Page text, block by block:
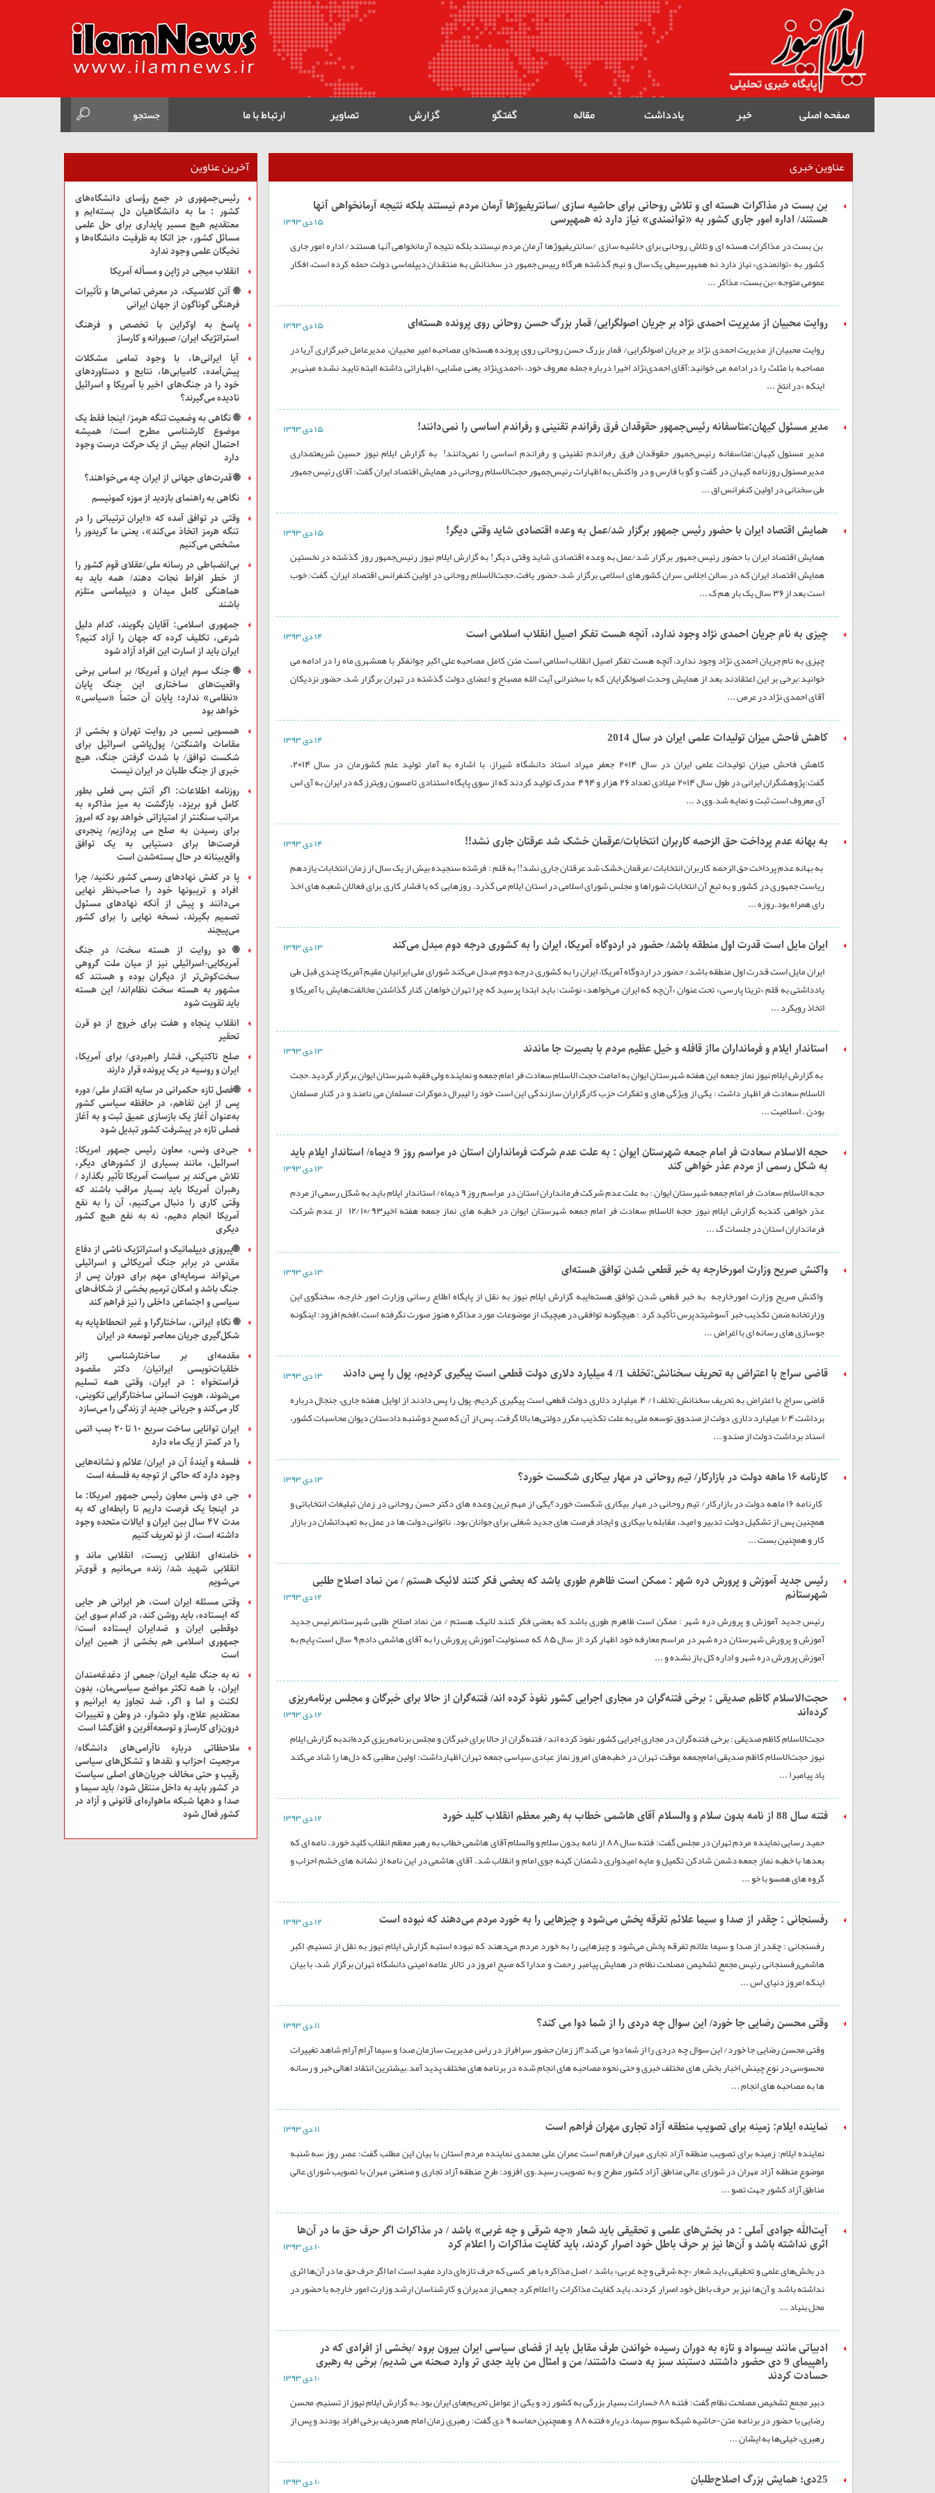
صفحه اصلی خبر یادداشت مقاله گفتگو گزارش تصاویر ارتباط با ما
عناوین خبری
بن بست در مذاکرات هسته ای و تلاش روحانی برای حاشیه سازی /سانتریفیوژها آرمان مردم نیستند بلکه نتیجه آرمانخواهی آنها
هستند/ اداره امور جاری کشور به «توانمندی» نیاز دارد نه همه‎پرسی ۱۵ دی ۱۳۹۳
بن بست در مذاکرات هسته ای و تلاش روحانی برای حاشیه سازی /سانتریفیوژها آرمان مردم نیستند بلکه نتیجه آرمانخواهی آنها هستند/ اداره امور جاری
کشور به «توانمندی» نیاز دارد نه همه‎پرسیطی یک سال و نیم گذشته هرگاه رییس جمهور در سخنانش به منتقدان دیپلماسی دولت حمله کرده است، افکار
عمومی متوجه «بن بست» مذاکر ...
روایت محبیان از مدیریت احمدی نژاد بر جریان اصولگرایی/ قمار بزرگ حسن روحانی روی پرونده هسته‌ای ۱۵ دی ۱۳۹۳
روایت محبیان از مدیریت احمدی نژاد بر جریان اصولگرایی/ قمار بزرگ حسن روحانی روی پرونده هسته‌ای مصاحبه امیر محبیان، مدیرعامل خبرگزاری آریا در
مصاحبه با مثلث را در ادامه می خوانید:آقای احمدی‌نژاد اخیرا درباره جمله معروف خود، «احمدی‌نژاد یعنی مشایی» اظهاراتی داشته البته تایید نشده مبنی بر
اینکه «در انتخ ...
مدیر مسئول کیهان:متاسفانه رئیس‌جمهور حقوقدان فرق رفراندم تقنینی و رفراندم اساسی را نمی‌دانند! ۱۵ دی ۱۳۹۳
مدیر مسئول کیهان:متاسفانه رئیس‌جمهور حقوقدان فرق رفراندم تقنینی و رفراندم اساسی را نمی‌دانند! به گزارش ایلام نیوز حسین شریعتمداری
مدیرمسئول روزنامه کیهان در گفت و گو با فارس و در واکنش به اظهارات رئیس‌جمهور حجت‌الاسلام روحانی در همایش اقتصاد ایران گفت:‌ آقای رئیس جمهور
طی سخنانی در اولین کنفرانس اق ...
همایش اقتصاد ایران با حضور رئیس جمهور برگزار شد/عمل به وعده اقتصادی شاید وقتی دیگر! ۱۵ دی ۱۳۹۳
همایش اقتصاد ایران با حضور رئیس جمهور برگزار شد/عمل به وعده اقتصادی شاید وقتی دیگر! به گزارش ایلام نیوز رئیس‌جمهور روز گذشته در نخستین
همایش اقتصاد ایران که در سالن اجلاس سران کشورهای اسلامی برگزار شد، حضور یافت.حجت‌الاسلام روحانی در اولین کنفرانس اقتصاد ایران، گفت: خوب
است بعد از 36 سال یک بار هم ک ...
چیزی به نام جریان احمدی نژاد وجود ندارد، آنچه هست تفکر اصیل انقلاب اسلامی است ۱۴ دی ۱۳۹۳
چیزی به نام جریان احمدی نژاد وجود ندارد، آنچه هست تفکر اصیل انقلاب اسلامی است متن کامل مصاحبه علی اکبر جوانفکر با همشهری ماه را در ادامه می
خوانید:برخی بر این اعتقادند بعد از همایش وحدت اصولگرایان که با سخنرانی آیت الله مصباح و اعضای دولت گذشته در تهران برگزار شد، حضور نزدیکان
آقای احمدی نژاد در عرص ...
کاهش فاحش میزان تولیدات علمی ایران در سال 2014 ۱۴ دی ۱۳۹۳
کاهش فاحش میزان تولیدات علمی ایران در سال 2014 جعفر مهراد استاد دانشگاه شیراز، با اشاره به آمار تولید علم کشورمان در سال 2014،
گفت:پژوهشگران ایرانی در طول سال 2014 میلادی تعداد 26 هزار و 494 مدرک تولید کردند که از سوی پایگاه استنادی تامسون رویترز که در ایران به آی اس
آی معروف است ثبت و نمایه شد.وی د ...
به بهانه عدم پرداخت حق الزحمه کاربران انتخابات/عرقمان خشک شد عرقتان جاری نشد!! ۱۴ دی ۱۳۹۳
به بهانه عدم پرداخت حق الزحمه کاربران انتخابات/عرقمان خشک شد عرقتان جاری نشد!! به قلم : فرشته سنجیده بیش از یک سال از زمان انتخابات یازدهم
ریاست جمهوری در کشور و به تبع آن انتخابات شوراها و مجلس شورای اسلامی در استان ایلام می گذرد. روزهایی که با فشار کاری برای فعالان شعبه های اخذ
رای همراه بود.روزه ...
ایران مایل است قدرت اول منطقه باشد/ حضور در اردوگاه آمریکا، ایران را به کشوری درجه دوم مبدل می‌کند ۱۳ دی ۱۳۹۳
ایران مایل است قدرت اول منطقه باشد/ حضور در اردوگاه آمریکا، ایران را به کشوری درجه دوم مبدل می‌کند شورای ملی ایرانیان مقیم آمریکا چندی قبل طی
یادداشتی به قلم «تریتا پارسی» تحت عنوان «آن‌چه که ایران می‌خواهد» نوشت: باید ابتدا پرسید که چرا تهران خواهان کنار گذاشتن مخالفت‌هایش با آمریکا و
اتخاذ رویکرد ...
استاندار ایلام و فرمانداران مااز قافله و خیل عظیم مردم با بصیرت جا ماندند ۱۳ دی ۱۳۹۳
به گزارش ایلام نیوز نماز جمعه این هفته شهرستان ایوان به امامت حجت الاسلام سعادت فر امام جمعه و نماینده ولی فقیه شهرستان ایوان برگزار گردید.حجت
الاسلام سعادت فر اظهار داشت : یکی از ویژگی های و تفکرات حزب کارگزاران سازندگی این است خود را لیبرال دموکرات مسلمان می نامند و در کنار مسلمان
بودن . اسلامیت ...
حجه الاسلام سعادت فر امام جمعه شهرستان ایوان : به علت عدم شرکت فرمانداران استان در مراسم روز 9 دیماه/ استاندار ایلام باید
به شکل رسمی از مردم عذر خواهی کند ۱۳ دی ۱۳۹۳
حجه الاسلام سعادت فر امام جمعه شهرستان ایوان : به علت عدم شرکت فرمانداران استان در مراسم روز 9 دیماه/ استاندار ایلام باید به شکل رسمی از مردم
عذر خواهی کندبه گزارش ایلام نیوز حجه الاسلام سعادت فر امام جمعه شهرستان ایوان در خطبه های نماز جمعه هفته اخیر12/10/93 از عدم شرکت
فرمانداران استان در جلسات گ ...
واکنش صریح وزارت امورخارجه به خبر قطعی شدن توافق هسته‌ای ۱۳ دی ۱۳۹۳
واکنش صریح وزارت امورخارجه به خبر قطعی شدن توافق هسته‌ایبه گزارش ایلام نیوز به نقل از پایگاه اطلاع رسانی وزارت امور خارجه، سخنگوی این
وزارتخانه ضمن تکذیب خبر آسوشیتدپرس تأکید کرد : هیچگونه توافقی در هیچیک از موضوعات مورد مذاکره هنوز صورت نگرفته است.افخم افزود: اینگونه
جوسازی های رسانه ای با اغراض ...
قاضی سراج با اعتراض به تحریف سخنانش:تخلف 1/ 4 میلیارد دلاری دولت قطعی است پیگیری کردیم، پول را پس دادند ۱۳ دی ۱۳۹۳
قاضی سراج با اعتراض به تحریف سخنانش:تخلف 1/ 4 میلیارد دلاری دولت قطعی است پیگیری کردیم، پول را پس دادند از اوایل هفته جاری، جنجال درباره
برداشت 1/4 میلیارد دلاری دولت از صندوق توسعه ملی به علت تکذیب مکرر دولتی‌ها بالا گرفت. پس از آن که صبح دوشنبه دادستان دیوان محاسبات کشور،
اسناد برداشت دولت از صندو ...
کارنامه ۱۶ ماهه دولت در بازارکار/ تیم روحانی در مهار بیکاری شکست خورد؟ ۱۳ دی ۱۳۹۳
کارنامه ۱۶ ماهه دولت در بازارکار/ تیم روحانی در مهار بیکاری شکست خورد؟یکی از مهم ترین وعده های دکتر حسن روحانی در زمان تبلیغات انتخاباتی و
همچنین پس از تشکیل دولت تدبیر و امید، مقابله با بیکاری و ایجاد فرصت های جدید شغلی برای جوانان بود. ناتوانی دولت ها در عمل به تعهداتشان در بازار
کار و همچنین بست ...
رئیس جدید آموزش و پرورش دره شهر : ممکن است ظاهرم طوری باشد که بعضی فکر کنند لائیک هستم / من نماد اصلاح طلبی
شهرستانم ۱۲ دی ۱۳۹۳
رئیس جدید آموزش و پرورش دره شهر : ممکن است ظاهرم طوری باشد که بعضی فکر کنند لائیک هستم / من نماد اصلاح طلبی شهرستانمرئیس جدید
آموزش و پرورش شهرستان دره شهر در مراسم معارفه خود اظهار کرد:از سال 85 که مسئولیت آموزش پرورش را به آقای هاشمی دادم 9 سال است پایم به
آموزش پرورش دره شهر و اداره کل باز نشده و ...
حجت‌الاسلام کاظم صدیقی : برخی فتنه‌گران در مجاری اجرایی کشور نفوذ کرده اند/ فتنه‌گران از حالا برای خبرگان و مجلس برنامه‌ریزی
کرده‌اند ۱۲ دی ۱۳۹۳
حجت‌الاسلام کاظم صدیقی : برخی فتنه‌گران در مجاری اجرایی کشور نفوذ کرده اند/ فتنه‌گران از حالا برای خبرگان و مجلس برنامه‌ریزی کرده‌اندبه گزارش ایلام
نیوز حجت‌الاسلام کاظم صدیقی امام‌جمعه موقت تهران در خطبه‌های امروز نماز عبادی سیاسی جمعه تهران اظهارداشت: اولین مطلبی که دل‌ها را شاد می‌کند
یاد پیامبر( ...
فتنه سال 88 از نامه بدون سلام و والسلام آقای هاشمی خطاب به رهبر معظم انقلاب کلید خورد ۱۲ دی ۱۳۹۳
حمید رسایی نماینده مردم تهران در مجلس گفت: فتنه سال 88 از نامه بدون سلام و والسلام آقای هاشمی خطاب به رهبر معظم انقلاب کلید خورد. نامه ای که
بعدها با خطبه نماز جمعه دشمن شادکن تکمیل و مایه امیدواری دشمنان کینه جوی امام و انقلاب شد. آقای هاشمی در این نامه از نشانه های خشم احزاب و
گروه های همسو با خو ...
رفسنجانی : چقدر از صدا و سیما علائم تفرقه پخش می‌‌شود و چیزهایی را به خورد مردم می‌دهند که نبوده است ۱۲ دی ۱۳۹۳
رفسنجانی : چقدر از صدا و سیما علائم تفرقه پخش می‌‌شود و چیزهایی را به خورد مردم می‌دهند که نبوده استبه گزارش ایلام نیوز به نقل از تسنیم، اکبر
هاشمی‌رفسنجانی رئیس مجمع تشخیص مصلحت نظام در همایش پیامبر رحمت و مدارا که صبح امروز در تالار علامه امینی دانشگاه تهران برگزار شد، با بیان
اینکه امروز دنیای اس ...
وقتی محسن رضایی جا خورد/ این سوال چه دردی را از شما دوا می کند؟ ۱۱ دی ۱۳۹۳
وقتی محسن رضایی جا خورد/ این سوال چه دردی را از شما دوا می کند؟از زمان حضور سرافراز در راس مدیریت سازمان صدا و سیما آرام آرام شاهد تغییرات
محسوسی در نوع چینش اخبار بخش های مختلف خبری و حتی نحوه مصاحبه های انجام شده در برنامه های مختلف پدید آمد.بیشترین انتقاد اهالی خبر و رسانه
ها به مصاحبه های انجام ...
نماینده ایلام: زمینه برای تصویب منطقه آزاد تجاری مهران فراهم است ۱۱ دی ۱۳۹۳
نماینده ایلام: زمینه برای تصویب منطقه آزاد تجاری مهران فراهم است عمران علی محمدی نماینده مردم استان با بیان این مطلب گفت: عصر روز سه شنبه
موضوع منطقه آزاد مهران در شورای عالی مناطق آزاد کشور مطرح و به تصویب رسید.وی افزود: طرح منطقه آزاد تجاری و صنعتی مهران با تصویب شورای عالی
مناطق آزاد کشور جهت تصو ...
آیت‌الله جوادی آملی : در بخش‌های علمی و تحقیقی باید شعار «چه شرقی و چه غربی» باشد / در مذاکرات اگر حرف حق ما در آن‌ها
اثری نداشته باشد و آن‌ها نیز بر حرف باطل خود اصرار کردند، باید کفایت مذاکرات را اعلام کرد ۱۰ دی ۱۳۹۳
در بخش‌های علمی و تحقیقی باید شعار «چه شرقی و چه غربی» باشد / اصل مذاکره با هر کسی که حرف تازه‌ای دارد مفید است اما اگر حرف حق ما در آن‌ها اثری
نداشته باشد و آن‌ها نیز بر حرف باطل خود اصرار کردند، باید کفایت مذاکرات را اعلام کرد جمعی از مدیران و کار‌شناسان ارشد وزارت امور خارجه با حضور در
محل بنیاد ...
ادبیاتی مانند بیسواد و تازه به دوران رسیده خواندن طرف مقابل باید از فضای سیاسی ایران بیرون برود /بخشی از افرادی که در
راهپیمای 9 دی حضور داشتند دستبند سبز به دست داشتند/ من و امثال من باید جدی تر وارد صحنه می شدیم/ برخی به رهبری
حسادت کردند ۱۰ دی ۱۳۹۳
دبیر مجمع تشخیص مصلحت نظام گفت: فتنه ۸۸ خسارات بسیار بزرگی به کشور زد و یکی از عوامل تحریم‌های ایران بود.به گزارش ایلام نیوز از تسنیم، محسن
رضایی با حضور در برنامه متن-حاشیه شبکه سوم سیما، درباره فتنه 88 و همچنین حماسه 9 دی گفت: رهبری زمان امام همردیف برخی افراد بودند و پس از
رهبری، خیلی‌ها به ایشان ...
25دی؛ همایش بزرگ اصلاح‌طلبان ۱۰ دی ۱۳۹۳
آخرین عناوین
رئیس‌جمهوری در جمع رؤسای دانشگاه‌های
کشور : ما به دانشگاهیان دل بسته‌ایم و
معتقدیم هیچ مسیر پایداری برای حل علمی
مسائل کشور، جز اتکا به ظرفیت دانشگاه‌ها و
نخبگان علمی وجود ندارد
انقلاب میجی در ژاپن و مسأله آمریکا
🌐 آتنِ کلاسیک، در معرض تماس‌ها و تأثیرات
فرهنگی گوناگون از جهان ایرانی
پاسخ به اوکراین با تخصص و فرهنگ
استراتژیک ایران/ صبورانه و کارساز
آیا ایرانی‌ها، با وجود تمامی مشکلات
پیش‌آمده، کامیابی‌ها، نتایج و دستاوردهای
خود را در جنگ‌های اخیر با آمریکا و اسرائیل
نادیده می‌گیرند؟
🌐 نگاهی به وضعیت تنگه هرمز/ اینجا فقط یک
موضوع کارشناسی مطرح است/ همیشه
احتمال انجام بیش از یک حرکت درست وجود
دارد
🌐 قدرت‌های جهانی از ایران چه می‌خواهند؟
نگاهی به راهنمای بازدید از موزه‌ کمونیسم
وقتی در توافق آمده که «ایران ترتیباتی را در
تنگه هرمز اتخاذ می‌کند»، یعنی ما کریدور را
مشخص می‌کنیم
بی‌انضباطی در رسانه ملی/عقلای قوم کشور را
از خطر افراط نجات دهند/ همه باید به
هماهنگی کامل میدان و دیپلماسی متلزم
باشند
جمهوری اسلامی: آقایان بگویند، کدام دلیل
شرعی، تکلیف کرده که جهان را آزاد کنیم؟
ایران باید از اسارت این افراد آزاد شود
🌐 جنگ سوم ایران و آمریکا/ بر اساس برخی
واقعیت‌های ساختاری این جنگ پایان
«نظامی» ندارد؛ پایان آن حتماً «سیاسی»
خواهد بود
همسویی نسبی در روایت تهران و بخشی از
مقامات واشنگتن/ پول‌پاشی اسرائیل برای
شکست توافق/ با شدت گرفتن جنگ، هیچ
خبری از جنگ طلبان در ایران نیست
روزنامه اطلاعات: اگر آتش بس فعلی بطور
کامل فرو بریزد، بازگشت به میز مذاکره به
مراتب سنگنتر از امتیازاتی خواهد بود که امروز
برای رسیدن به صلح می پردازیم/ پنجره‌ی
فرصت‌ها برای دستیابی به یک توافق
واقع‌بینانه در حال بسته‌شدن است
پا در کفش نهادهای رسمی کشور نکنید/ چرا
افراد و تریبونها خود را صاحب‌نظر نهایی
می‌دانند و پیش از آنکه نهادهای مسئول
تصمیم بگیرند، نسخه نهایی را برای کشور
می‌پیچند
🌐 دو روایت از هسته سخت/ در جنگ
آمریکایی-اسرائیلی نیز از میان ملت‌ گروهی
سخت‌کوش‌تر از دیگران بوده و هستند که
مشهور به هسته سخت نظام‌اند/ این هسته
باید تقویت شود
انقلاب پنجاه و هفت برای خروج از دو قرن
تحقیر
صلح تاکتیکی، فشار راهبردی/ برای آمریکا،
ایران و روسیه در یک پرونده قرار دارند
🌐فصل تازه حکمرانی در سایه اقتدار ملی/ دوره
پس از این تفاهم، در حافظه سیاسی کشور
به‌عنوان آغاز یک بازسازی عمیق ثبت و به آغاز
فصلی تازه در پیشرفت کشور تبدیل شود
جی‌دی ونس، معاون رئیس جمهور امریکا:
اسرائیل، مانند بسیاری از کشور‌های دیگر،
تلاش می‌کند بر سیاست آمریکا تأثیر بگذارد /
رهبران آمریکا باید بسیار مراقب باشند که
وقتی کاری را دنبال می‌کنیم، آن را به نفع
آمریکا انجام دهیم، نه به نفع هیچ کشور
دیگری
🌐پیروزی دیپلماتیک و استراتژیک ناشی از دفاع
مقدس در برابر جنگ آمریکائی و اسرائیلی
می‌تواند سرمایه‌ای مهم برای دوران پس از
جنگ باشد و امکان ترمیم بخشی از شکاف‌های
سیاسی و اجتماعی داخلی را نیز فراهم کند
🌐 نگاهِ ایرانی، ساختارگرا و غیر انحطاط‌پایه به
شکل‌گیری جریان معاصر توسعه در ایران
مقدمه‌ای بر ساختارشناسی ژانر
خلقیات‌نویسی ایرانیان/ دکتر مقصود
فراستخواه : در ایران، وقتی همه تسلیم
می‌شوند، هویتِ انسانیِ ساختارگرایی تکوینی،
کار می‌کند و جریانی جدید از زندگی را می‌سازد
ایران توانایی ساخت سریع ۱۰ تا ۲۰ بمب اتمی
را در کمتر از یک ماه دارد
فلسفه و آیندۀ آن در ایران/ علائم و نشانه‌هایی
وجود دارد که حاکی از توجه به فلسفه است
جی دی ونس معاون رئیس جمهور امریکا: ما
در اینجا یک فرصت داریم تا رابطه‌ای که به
مدت ۴۷ سال بین ایران و ایالات متحده وجود
داشته است، از نو تعریف کنیم
خامنه‌ای انقلابی زیست، انقلابی ماند و
انقلابی شهید شد/ زنده می‌مانیم و قوی‌تر
می‌شویم
وقتی مسئله ایران است، هر ایرانی هر جایی
که ایستاده، باید روشن کند، در کدام سوی این
دوقطبی ایران و ضدایران ایستاده است/
جمهوری اسلامی هم بخشی از همین ایران
است
نه به جنگ علیه ایران/ جمعی از دغدغه‌مندان
ایران، با همه تکثر مواضع سیاسی‌مان، بدون
لکنت و اما و اگر، ضد تجاوز به ایرانیم و
معتقدیم علاج، ولو دشوار، در وطن و تغییرات
درون‌زای کارساز و توسعه‌آفرین و افق‌گشا است
ملاحظاتی درباره ناآرامی‌های دانشگاه/
مرجعیت احزاب و نقدها و تشکل‌های سیاسی
رقیب و حتی مخالف جریان‌های اصلی سیاست
در کشور باید به داخل منتقل شود/ باید سیما و
صدا و دهها شبکه ماهواره‌ای قانونی و آزاد در
کشور فعال شود